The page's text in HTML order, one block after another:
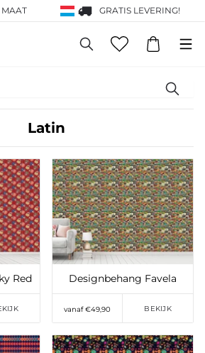
GRATIS LEVERING!
Latin
aan
Red
Toevoegen aan
verlanglijst
Designbehang Favela
vanaf €49,90 BEKIJK